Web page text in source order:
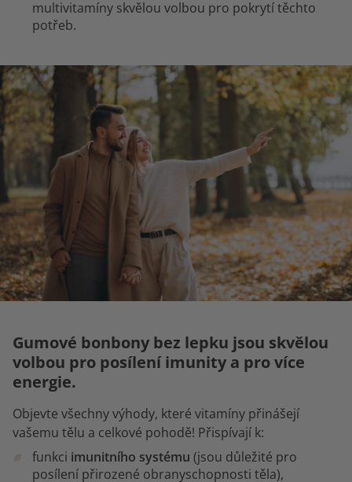
multivitamíny skvělou volbou pro pokrytí těchto
potřeb.
Gumové bonbony bez lepku jsou skvělou
volbou pro posílení imunity a pro více
energie.
Objevte všechny výhody, které vitamíny přinášejí
vašemu tělu a celkové pohodě! Přispívají k:
funkci imunitního systému (jsou důležité pro
posílení přirozené obranyschopnosti těla),